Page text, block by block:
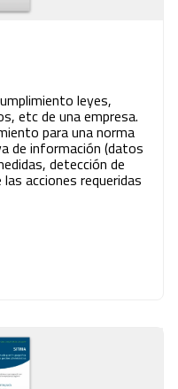
leyes,
etc de una empresa.
para una norma
de información (datos
detección de
acciones requeridas